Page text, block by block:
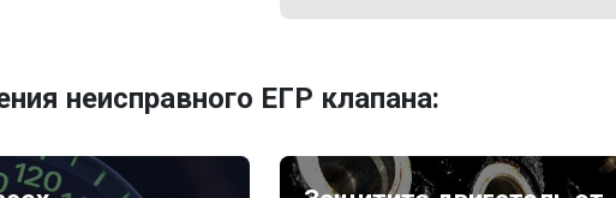
неисправного ЕГР клапана: